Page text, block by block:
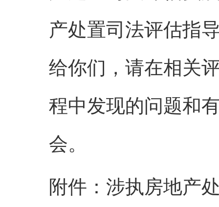
产处置司法评估指
给你们，请在相关
程中发现的问题和
会。
附件：涉执房地产